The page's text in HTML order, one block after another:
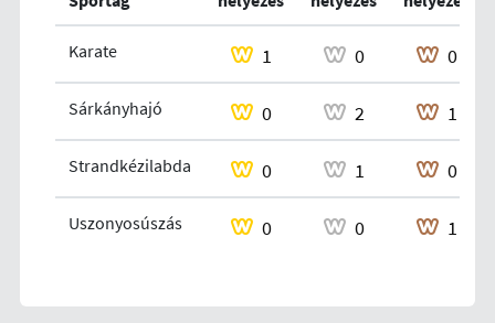
Karate 1 0 0
Sárkányhajó 0 2 1
Strandkézilabda 0 1 0
Uszonyosúszás 0 0 1